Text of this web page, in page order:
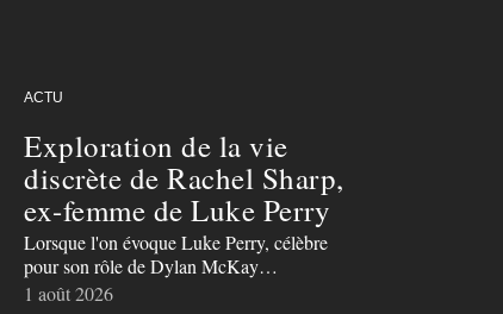
ACTU
Exploration de la vie
discrète de Rachel Sharp,
ex-femme de Luke Perry
Lorsque l'on évoque Luke Perry, célèbre
pour son rôle de Dylan McKay…
1 août 2026